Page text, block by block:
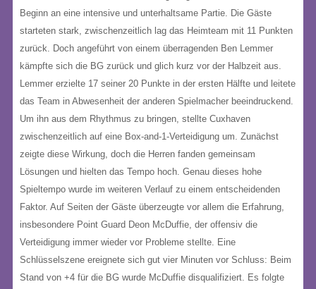
Beginn an eine intensive und unterhaltsame Partie. Die Gäste
starteten stark, zwischenzeitlich lag das Heimteam mit 11 Punkten
zurück. Doch angeführt von einem überragenden Ben Lemmer
kämpfte sich die BG zurück und glich kurz vor der Halbzeit aus.
Lemmer erzielte 17 seiner 20 Punkte in der ersten Hälfte und leitete
das Team in Abwesenheit der anderen Spielmacher beeindruckend.
Um ihn aus dem Rhythmus zu bringen, stellte Cuxhaven
zwischenzeitlich auf eine Box-and-1-Verteidigung um. Zunächst
zeigte diese Wirkung, doch die Herren fanden gemeinsam
Lösungen und hielten das Tempo hoch. Genau dieses hohe
Spieltempo wurde im weiteren Verlauf zu einem entscheidenden
Faktor. Auf Seiten der Gäste überzeugte vor allem die Erfahrung,
insbesondere Point Guard Deon McDuffie, der offensiv die
Verteidigung immer wieder vor Probleme stellte. Eine
Schlüsselszene ereignete sich gut vier Minuten vor Schluss: Beim
Stand von +4 für die BG wurde McDuffie disqualifiziert. Es folgte